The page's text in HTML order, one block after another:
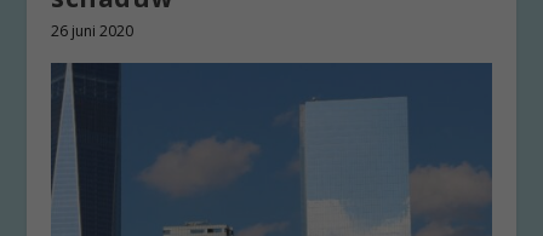
26 juni 2020